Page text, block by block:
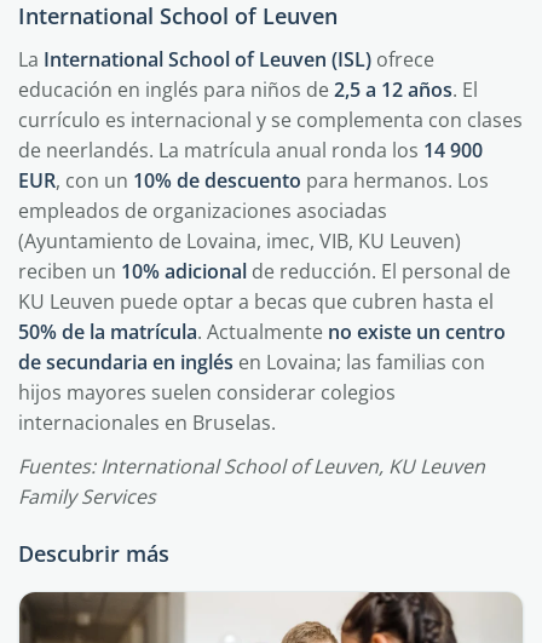
International School of Leuven
La International School of Leuven (ISL) ofrece
educación en inglés para niños de2,5 a 12 años. El
currículo es internacional y se complementa con clases
de neerlandés. La matrícula anual ronda los 14 900
EUR, con un 10% de descuento para hermanos. Los
empleados de organizaciones asociadas
(Ayuntamiento de Lovaina, imec, VIB, KU Leuven)
reciben un 10% adicional de reducción. El personal de
KU Leuven puede optar a becas que cubren hasta el
50% de la matrícula. Actualmente no existe un centro
de secundaria en inglés en Lovaina; las familias con
hijos mayores suelen considerar colegios
internacionales en Bruselas.
Fuentes: International School of Leuven, KU Leuven
Family Services
Descubrir más